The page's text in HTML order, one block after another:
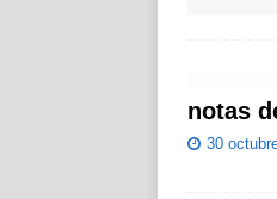
notas
30